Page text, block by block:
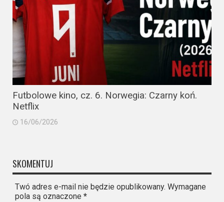
Futbolowe kino, cz. 6. Norwegia: Czarny koń.
Netflix
16/06/2026
SKOMENTUJ
Twó adres e-mail nie będzie opublikowany. Wymagane
pola są oznaczone *